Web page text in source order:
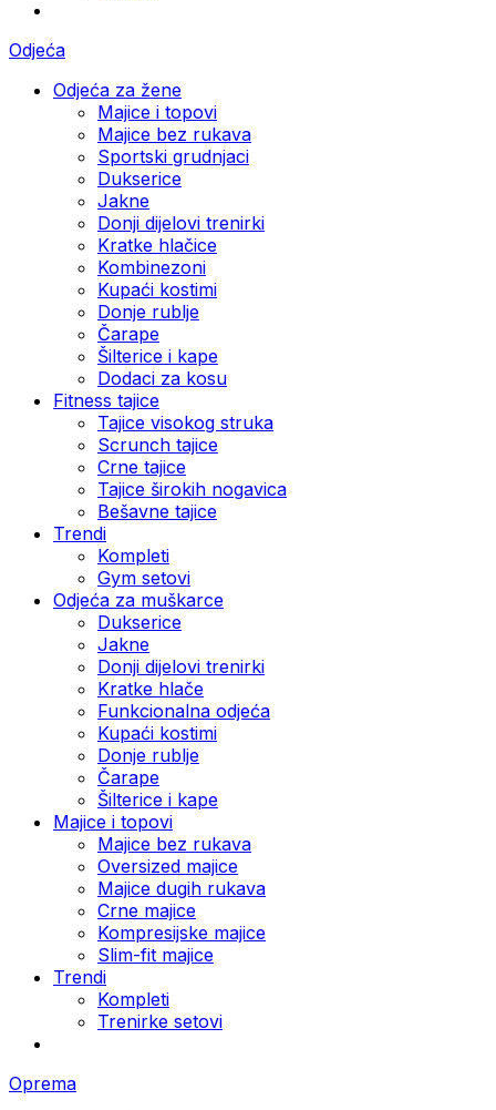
Odjeća
Odjeća za žene
Majice i topovi
Majice bez rukava
Sportski grudnjaci
Dukserice
Jakne
Donji dijelovi trenirki
Kratke hlačice
Kombinezoni
Kupaći kostimi
Donje rublje
Čarape
Šilterice i kape
Dodaci za kosu
Fitness tajice
Tajice visokog struka
Scrunch tajice
Crne tajice
Tajice širokih nogavica
Bešavne tajice
Trendi
Kompleti
Gym setovi
Odjeća za muškarce
Dukserice
Jakne
Donji dijelovi trenirki
Kratke hlače
Funkcionalna odjeća
Kupaći kostimi
Donje rublje
Čarape
Šilterice i kape
Majice i topovi
Majice bez rukava
Oversized majice
Majice dugih rukava
Crne majice
Kompresijske majice
Slim-fit majice
Trendi
Kompleti
Trenirke setovi
Oprema